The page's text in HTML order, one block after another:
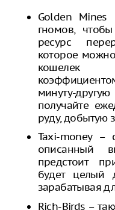
Golden Mines
гномов,
ресурс
которое
кошелек
минуту-
получайте
руду, добытую
Taxi-money
описанный
предстоит
будет целый
зарабатывая
Rich-Birds –